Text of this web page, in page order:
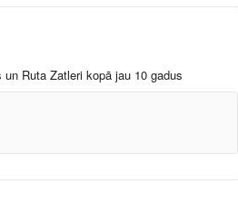
Ruta Zatleri kopā jau 10 gadus